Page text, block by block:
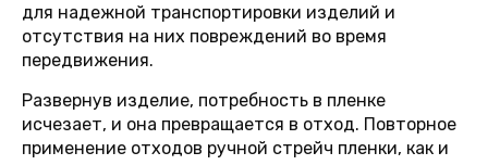
для надежной транспортировки изделий и
отсутствия на них повреждений во время
передвижения.
Развернув изделие, потребность в пленке
исчезает, и она превращается в отход. Повторное
применение отходов ручной стрейч пленки, как и